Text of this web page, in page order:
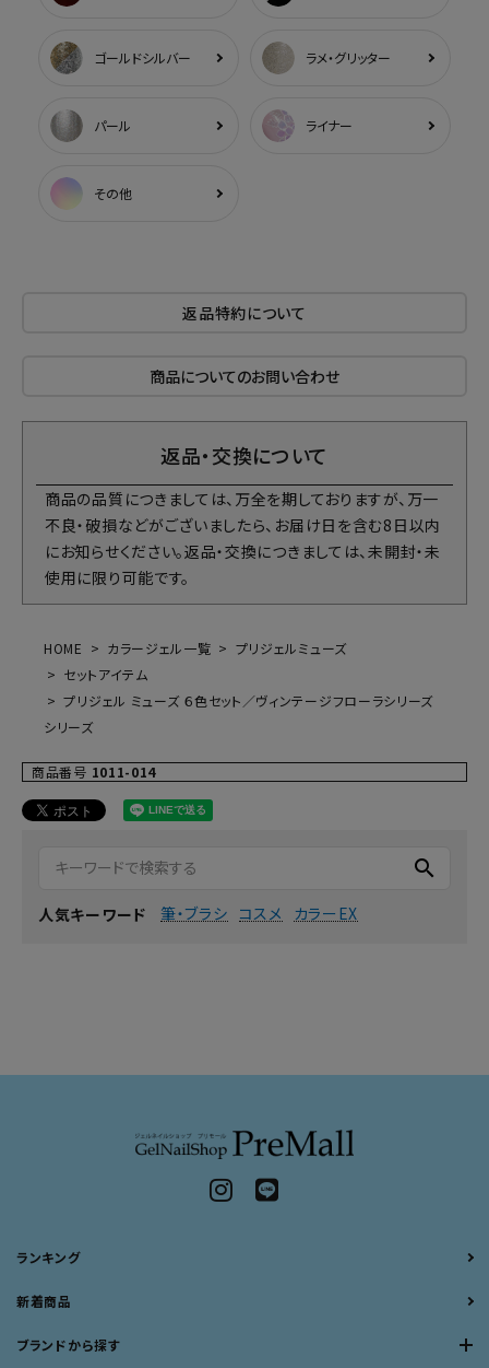
ゴールドシルバー ラメ・グリッター
パール ライナー
その他
返品特約について
商品についてのお問い合わせ
返品・交換について
商品の品質につきましては、万全を期しておりますが、万一
不良・破損などがございましたら、お届け日を含む8日以内
にお知らせください。返品・交換につきましては、未開封・未
使用に限り可能です。
HOME カラージェル一覧
プリジェルミューズ
セットアイテム
プリジェル ミューズ ６色セット／ヴィンテージフローラシリーズ
シリーズ
商品番号 1011-014
search
人気キーワード 筆・ブラシ コスメ カラーEX
ランキング
新着商品
ブランドから探す